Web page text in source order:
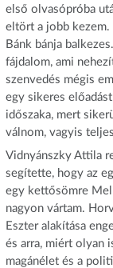
első olvasópróba
eltört a jobb kezem.
Bánk bánja
fájdalom, ami
szenvedés mégis
egy sikeres
időszaka, mert
válnom, vagyis
Vidnyánszky Attila
segítette, hogy az
egy kettősömre
nagyon vártam.
Eszter alakítása
és arra, miért olyan
magánélet és a